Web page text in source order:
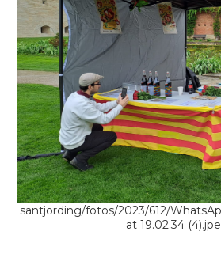
santjording/fotos/2023/612/
at 19.02.34